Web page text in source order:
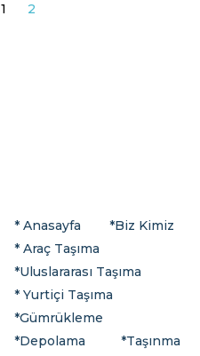
1 2
* Anasayfa *Biz Kimiz
* Araç Taşıma
*Uluslararası Taşıma
* Yurtiçi Taşıma
*Gümrükleme
*Depolama
*Taşınma